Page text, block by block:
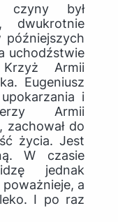
czyny był
dwukrotnie
późniejszych
uchodźstwie
Armii
Eugeniusz
i
Armii
zachował do
życia. Jest
W czasie
jednak
a
I po raz